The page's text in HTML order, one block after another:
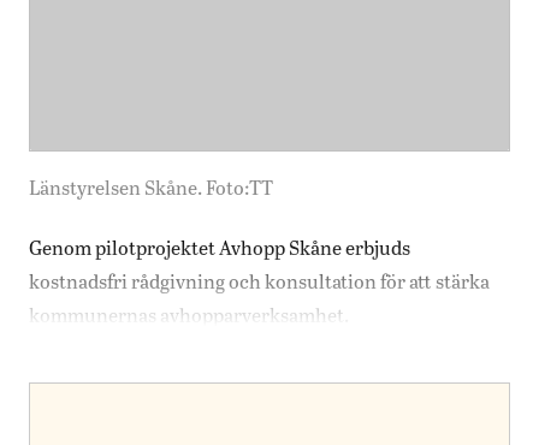
Länstyrelsen Skåne. Foto:TT
Genom pilotprojektet Avhopp Skåne erbjuds
kostnadsfri rådgivning och konsultation för att stärka
kommunernas avhopparverksamhet.